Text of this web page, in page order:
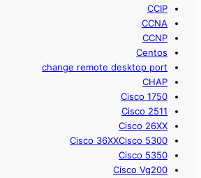
CCIP
CCNA
CCNP
Centos
change remote desktop port
CHAP
Cisco 1750
Cisco 2511
Cisco 26XX
Cisco 36XXCisco 5300
Cisco 5350
Cisco Vg200